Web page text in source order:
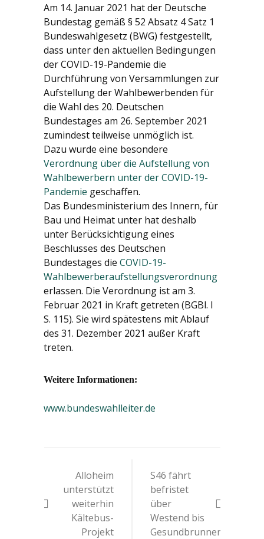
Am 14. Januar 2021 hat der Deutsche
Bundestag gemäß § 52 Absatz 4 Satz 1
Bundeswahlgesetz (BWG) festgestellt,
dass unter den aktuellen Bedingungen
der COVID-19-Pandemie die
Durchführung von Versammlungen zur
Aufstellung der Wahlbewerbenden für
die Wahl des 20. Deutschen
Bundestages am 26. September 2021
zumindest teilweise unmöglich ist.
Dazu wurde eine besondere
Verordnung über die Aufstellung von
Wahlbewerbern unter der COVID-19-
Pandemie geschaffen.
Das Bundesministerium des Innern, für
Bau und Heimat unter hat deshalb
unter Berücksichtigung eines
Beschlusses des Deutschen
Bundestages dieCOVID-19-
Wahlbewerberaufstellungsverordnung
erlassen. Die Verordnung ist am 3.
Februar 2021 in Kraft getreten (BGBl. I
S. 115). Sie wird spätestens mit Ablauf
des 31. Dezember 2021 außer Kraft
treten.
Weitere Informationen:
www.bundeswahlleiter.de
Navigation
Alloheim
unterstützt
weiterhin
Kältebus-
Projekt
S46 fährt
befristet
über
Westend bis
Gesundbrunnen